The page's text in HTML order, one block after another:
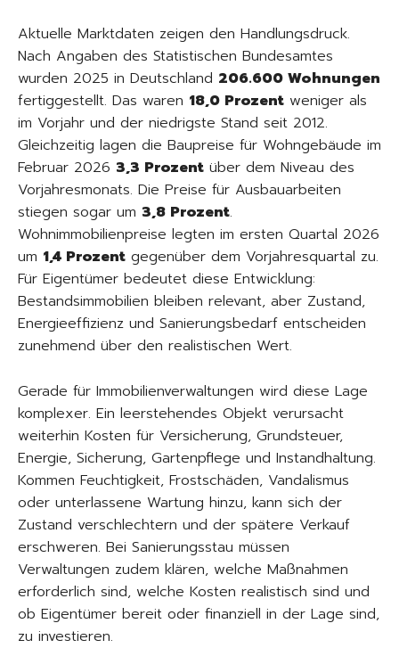
Aktuelle Marktdaten zeigen den Handlungsdruck.
Nach Angaben des Statistischen Bundesamtes
wurden 2025 in Deutschland 206.600 Wohnungen
fertiggestellt. Das waren 18,0 Prozent weniger als
im Vorjahr und der niedrigste Stand seit 2012.
Gleichzeitig lagen die Baupreise für Wohngebäude im
Februar 2026 3,3 Prozent über dem Niveau des
Vorjahresmonats. Die Preise für Ausbauarbeiten
stiegen sogar um 3,8 Prozent.
Wohnimmobilienpreise legten im ersten Quartal 2026
um 1,4 Prozent gegenüber dem Vorjahresquartal zu.
Für Eigentümer bedeutet diese Entwicklung:
Bestandsimmobilien bleiben relevant, aber Zustand,
Energieeffizienz und Sanierungsbedarf entscheiden
zunehmend über den realistischen Wert.
Gerade für Immobilienverwaltungen wird diese Lage
komplexer. Ein leerstehendes Objekt verursacht
weiterhin Kosten für Versicherung, Grundsteuer,
Energie, Sicherung, Gartenpflege und Instandhaltung.
Kommen Feuchtigkeit, Frostschäden, Vandalismus
oder unterlassene Wartung hinzu, kann sich der
Zustand verschlechtern und der spätere Verkauf
erschweren. Bei Sanierungsstau müssen
Verwaltungen zudem klären, welche Maßnahmen
erforderlich sind, welche Kosten realistisch sind und
ob Eigentümer bereit oder finanziell in der Lage sind,
zu investieren.